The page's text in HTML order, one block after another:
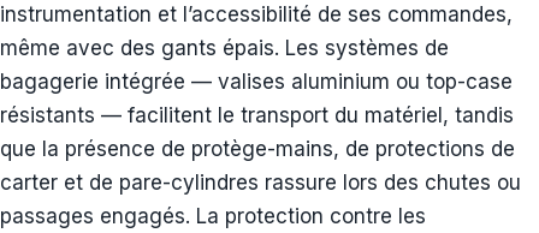
instrumentation et l’accessibilité de ses commandes,
même avec des gants épais. Les systèmes de
bagagerie intégrée — valises aluminium ou top-case
résistants — facilitent le transport du matériel, tandis
que la présence de protège-mains, de protections de
carter et de pare-cylindres rassure lors des chutes ou
passages engagés. La protection contre les